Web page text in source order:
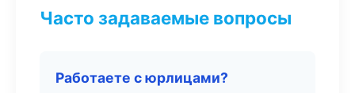
Часто задаваемые вопросы
Работаете с юрлицами?